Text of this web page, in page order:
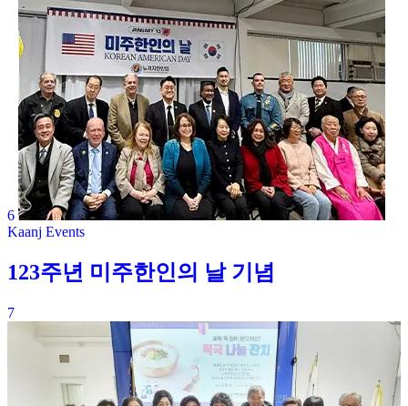
6
Kaanj Events
123주년 미주한인의 날 기념
7